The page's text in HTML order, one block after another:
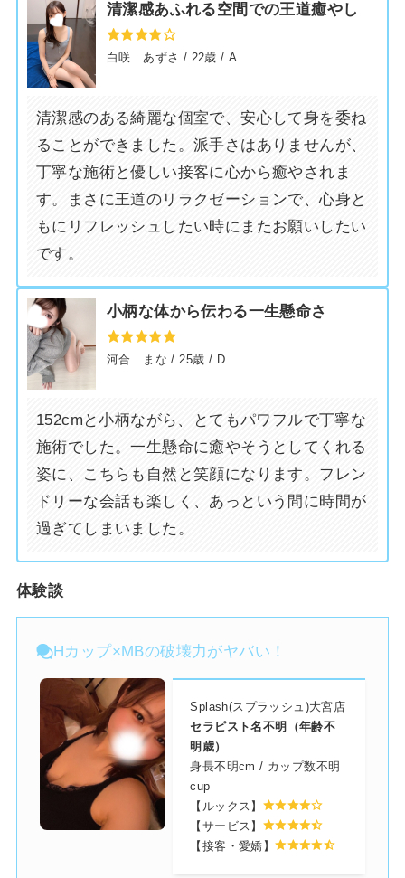
牧 あおい
(20歳 / F)
神門 めい
(20歳 / G)
神崎 ひより
(23歳 / C)
青空 みなみ
(21歳 / D)
涼宮 はるひ
(21歳 / G)
清潔感あふれる空間での王道癒やし
白咲 あずさ / 22歳 / A
清潔感のある綺麗な個室で、安心して身を委ね
ることができました。派手さはありませんが、
丁寧な施術と優しい接客に心から癒やされま
す。まさに王道のリラクゼーションで、心身と
もにリフレッシュしたい時にまたお願いしたい
です。
小柄な体から伝わる一生懸命さ
河合 まな / 25歳 / D
152cmと小柄ながら、とてもパワフルで丁寧な
施術でした。一生懸命に癒やそうとしてくれる
姿に、こちらも自然と笑顔になります。フレン
ドリーな会話も楽しく、あっという間に時間が
過ぎてしまいました。
体験談
Hカップ×MBの破壊力がヤバい！
Splash(スプラッシュ)大宮店
セラピスト名不明（年齢不
明歳）
身長不明cm / カップ数不明
cup
【ルックス】
【サービス】
【接客・愛嬌】